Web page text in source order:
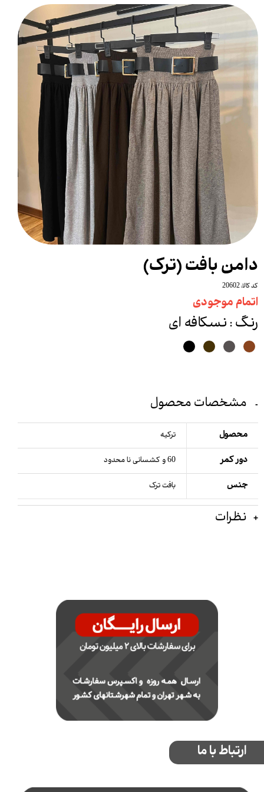
دامن بافت (ترک)
کد کالا: 20602
اتمام موجودی
رنگ: نسکافه ای
مشخصات محصول
محصول ترکیه
دور کمر 60 و کشسانی نا محدود
جنس بافت ترک
نظرات
ارتباط با ما